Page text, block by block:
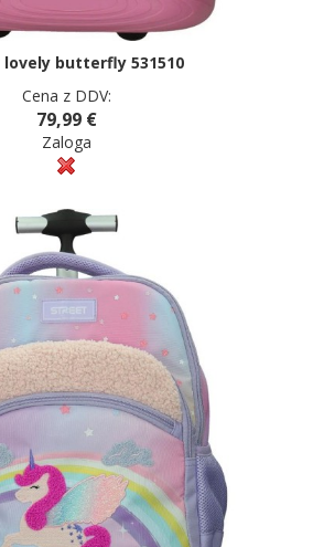
butterfly 531510
Cena z DDV:
79,99 €
Zaloga